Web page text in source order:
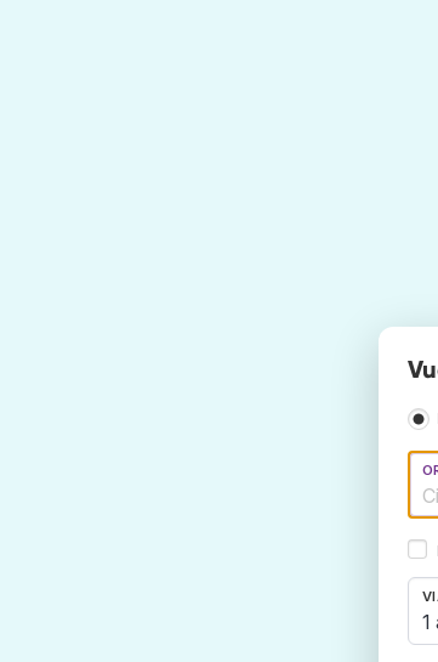
1